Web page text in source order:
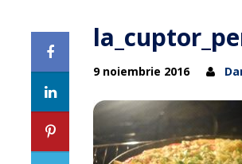
9 noiembrie 2016